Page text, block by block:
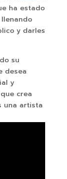
ha estado
y darles
su
desea
y
crea
una artista